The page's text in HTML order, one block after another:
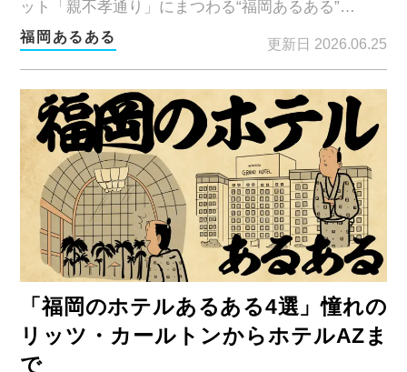
ット「親不孝通り」にまつわる“福岡あるある”…
福岡あるある 更新日 2026.06.25
「福岡のホテルあるある4選」憧れの
リッツ・カールトンからホテルAZま
で